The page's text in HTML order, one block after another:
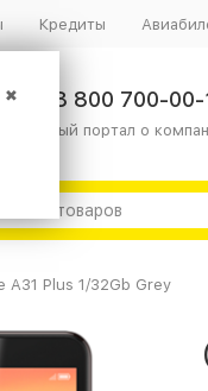
✖
Кредиты
8 800 700-00-
портал о
A31 Plus 1/32Gb Grey